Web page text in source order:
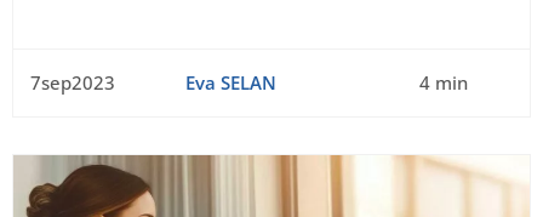
7sep2023 Eva SELAN 4 min